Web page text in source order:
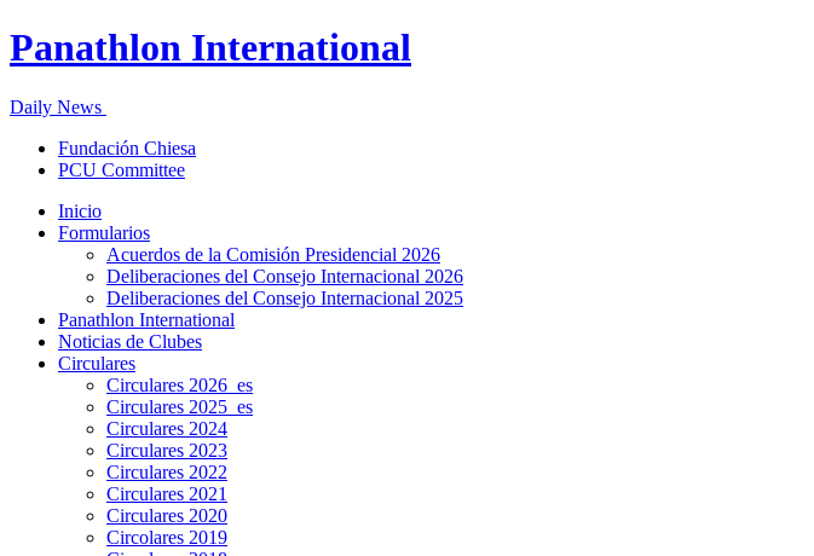
Panathlon International
Daily News
Fundación Chiesa
PCU Committee
Inicio
Formularios
Acuerdos de la Comisión Presidencial 2026
Deliberaciones del Consejo Internacional 2026
Deliberaciones del Consejo Internacional 2025
Panathlon International
Noticias de Clubes
Circulares
Circulares 2026_es
Circulares 2025_es
Circulares 2024
Circulares 2023
Circulares 2022
Circulares 2021
Circulares 2020
Circolares 2019